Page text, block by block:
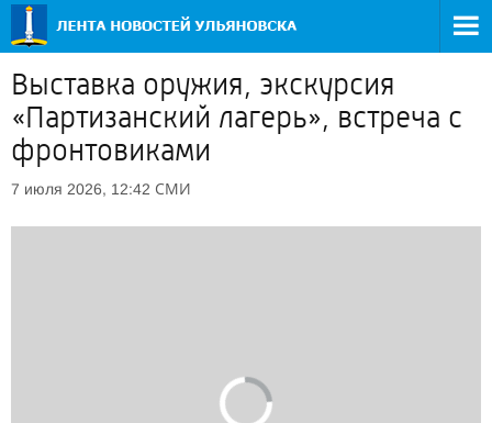
Выставка оружия, экскурсия
«Партизанский лагерь», встреча с
фронтовиками
7 июля 2026, 12:42 СМИ